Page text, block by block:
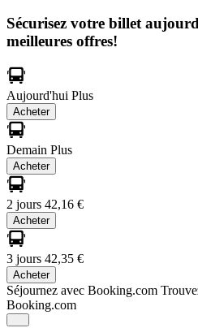
Sécurisez votre billet
meilleures offres!
Aujourd'hui Plus
Acheter
Demain Plus
Acheter
2 jours 42,16 €
Acheter
3 jours 42,35 €
Acheter
Séjournez avec Booking.com
Booking.com